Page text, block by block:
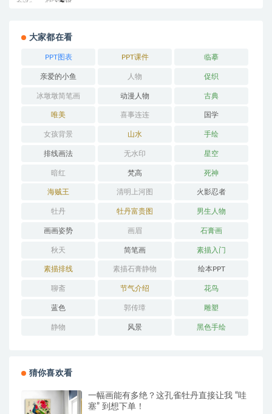
大家都在看
PPT图表 PPT课件 临摹
亲爱的小鱼 人物 促织
冰墩墩简笔画 动漫人物 古典
唯美 喜事连连 国学
女孩背景 山水 手绘
排线画法 无水印 星空
暗红 梵高 死神
海贼王 清明上河图 火影忍者
牡丹 牡丹富贵图 男生人物
画画姿势 画眉 石膏画
秋天 简笔画 素描入门
素描排线 素描石膏静物 绘本PPT
聊斋 节气介绍 花鸟
蓝色 郭传璋 雕塑
静物 风景 黑色手绘
猜你喜欢看
一幅画能有多绝？这孔雀牡丹直接让我 “哇
塞” 到想下单！